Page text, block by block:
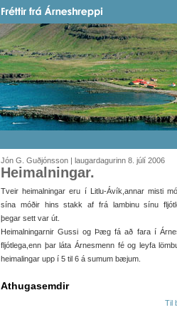
Jón G. Guðjónsson | laugardagurinn 8. júlí 2006
Heimalningar.
Tveir heimalningar eru í Litlu-Ávík,annar misti
sína móðir hins stakk af frá lambinu sínu
þegar sett var út.
Heimalningarnir Gussi og Þæg fá að fara í
fljótlega,enn þar láta Árnesmenn fé og leyfa
heimalingar upp í 5 til 6 á sumum bæjum.
Athugasemdir
Til